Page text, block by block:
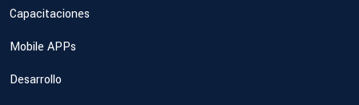
Capacitaciones
Mobile APPs
Desarrollo